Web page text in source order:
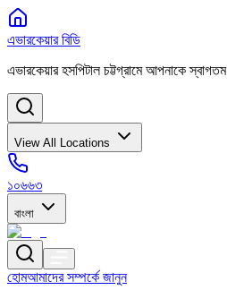
এভারকেয়ার বিডি
এভারকেয়ার হসপিটাল চট্টগ্রামে আপনাকে স্বাগতম
View All Locations
১০৬৬৩
বাংলা
হোমআমাদের সম্পর্কে জানুন